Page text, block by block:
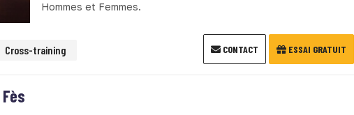
Hommes et Femmes.
Cross-training CONTACT ESSAI GRATUIT
Fès